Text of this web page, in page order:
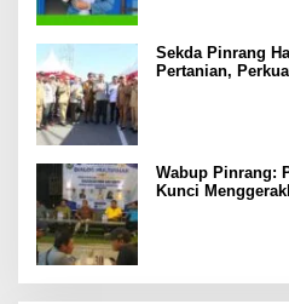
Sekda Pinrang
Pertanian,
Wabup Pinrang:
Kunci